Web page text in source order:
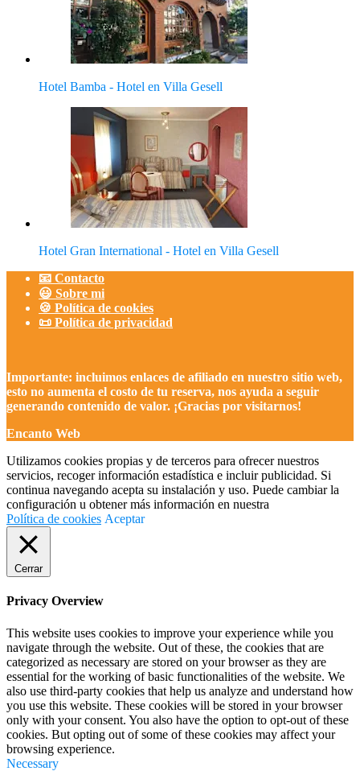
Hotel Bamba - Hotel en Villa Gesell
Hotel Gran International - Hotel en Villa Gesell
📧 Contacto
😃 Sobre mi
🍪 Política de cookies
📜 Política de privacidad
Importante: incluimos enlaces de afiliado en nuestro sitio web,
esto no aumenta el costo de tu reserva, nos ayuda a seguir
generando contenido de valor. ¡Gracias por visitarnos!
Encanto Web
Utilizamos cookies propias y de terceros para ofrecer nuestros
servicios, recoger información estadística e incluir publicidad. Si
continua navegando acepta su instalación y uso. Puede cambiar la
configuración u obtener más información en nuestra
Política de cookies Aceptar
Cerrar
Privacy Overview
This website uses cookies to improve your experience while you
navigate through the website. Out of these, the cookies that are
categorized as necessary are stored on your browser as they are
essential for the working of basic functionalities of the website. We
also use third-party cookies that help us analyze and understand how
you use this website. These cookies will be stored in your browser
only with your consent. You also have the option to opt-out of these
cookies. But opting out of some of these cookies may affect your
browsing experience.
Necessary